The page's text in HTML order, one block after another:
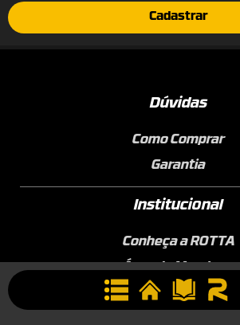
Cadastrar
Dúvidas
Como Comprar
Garantia
Institucional
Conheça a ROTTA
Área de Membros
Sobre a Empresa